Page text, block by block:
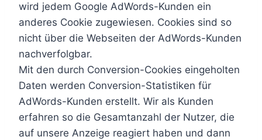
wird jedem Google AdWords-Kunden ein
anderes Cookie zugewiesen. Cookies sind so
nicht über die Webseiten der AdWords-Kunden
nachverfolgbar.
Mit den durch Conversion-Cookies eingeholten
Daten werden Conversion-Statistiken für
AdWords-Kunden erstellt. Wir als Kunden
erfahren so die Gesamtanzahl der Nutzer, die
auf unsere Anzeige reagiert haben und dann